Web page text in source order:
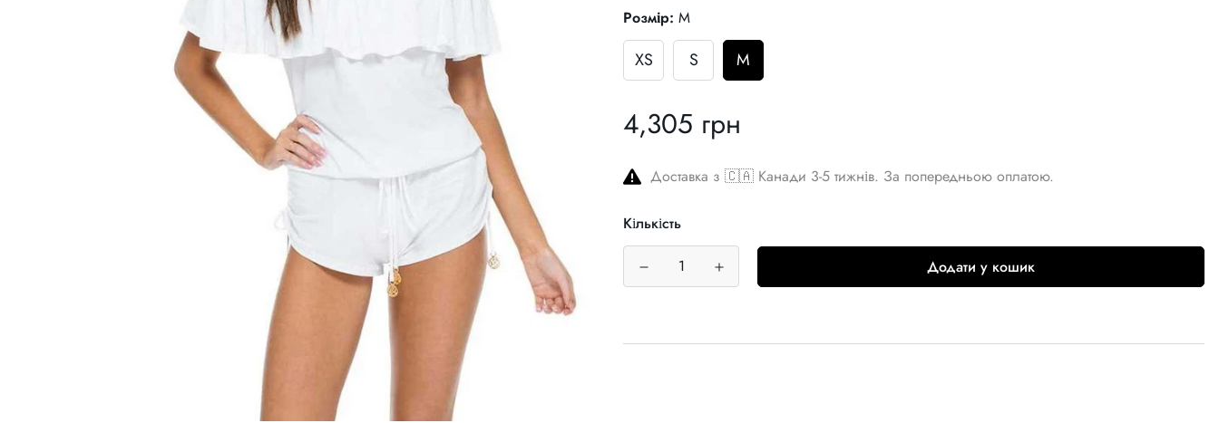
Розмір: M
XS S M
Звичайна
ціна
4,305 грн
Доставка з 🇨🇦 Канади 3-5 тижнів. За попередньою оплатою.
Кількість
Додати у кошик